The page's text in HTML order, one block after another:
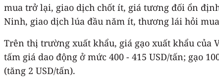
mua trở lại, giao dịch chốt ít, giá tương đối ổn
Ninh, giao dịch lúa đầu năm ít, thương lái hỏi
Trên thị trường xuất khẩu, giá gạo xuất khẩu của
tấm giá dao động ở mức 400 - 415 USD/tấn; gạo
(tăng 2 USD/tấn).